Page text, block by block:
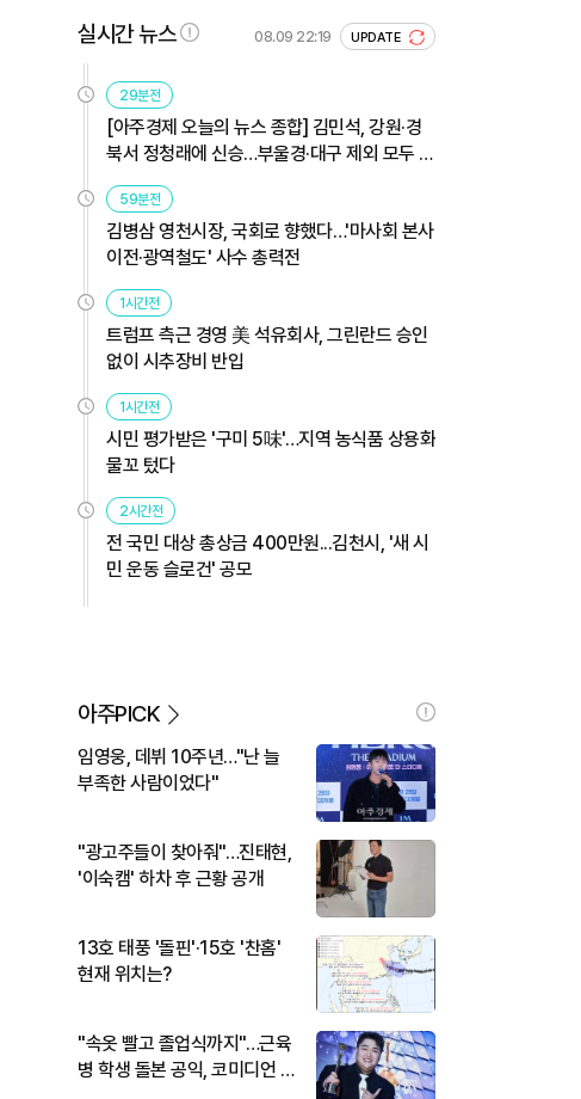
실시간 뉴스 08.09 22:19 UPDATE
29분전
[아주경제 오늘의 뉴스 종합] 김민석, 강원·경
북서 정청래에 신승…부울경·대구 제외 모두 웃
었다 外
59분전
김병삼 영천시장, 국회로 향했다…'마사회 본사
이전·광역철도' 사수 총력전
1시간전
트럼프 측근 경영 美 석유회사, 그린란드 승인
없이 시추장비 반입
1시간전
시민 평가받은 '구미 5味'…지역 농식품 상용화
물꼬 텄다
2시간전
전 국민 대상 총상금 400만원...김천시, '새 시
민 운동 슬로건' 공모
아주PICK
임영웅, 데뷔 10주년…"난 늘
부족한 사람이었다"
"광고주들이 찾아줘"…진태현,
'이숙캠' 하차 후 근황 공개
13호 태풍 '돌핀'·15호 '찬홈'
현재 위치는?
"속옷 빨고 졸업식까지"…근육
병 학생 돌본 공익, 코미디언 김